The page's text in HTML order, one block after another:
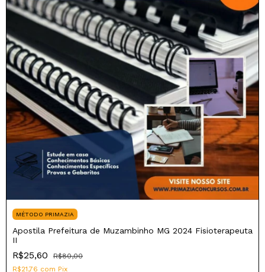
MÉTODO PRIMAZIA
Apostila Prefeitura de Muzambinho MG 2024 Fisioterapeuta
II
R$25,60
R$80,00
R$21,76 com Pix